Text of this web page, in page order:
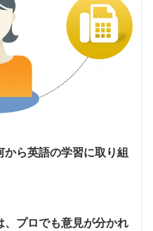
から英語の学習に取り組
プロでも意見が分かれ